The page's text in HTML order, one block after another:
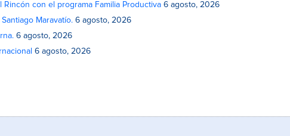
con el programa Familia Productiva 6 agosto, 2026
Maravatío. 6 agosto, 2026
6 agosto, 2026
6 agosto, 2026